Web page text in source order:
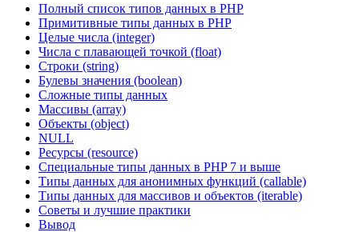
Полный список типов данных в PHP
Примитивные типы данных в PHP
Целые числа (integer)
Числа с плавающей точкой (float)
Строки (string)
Булевы значения (boolean)
Сложные типы данных
Массивы (array)
Объекты (object)
NULL
Ресурсы (resource)
Специальные типы данных в PHP 7 и выше
Типы данных для анонимных функций (callable)
Типы данных для массивов и объектов (iterable)
Советы и лучшие практики
Вывод